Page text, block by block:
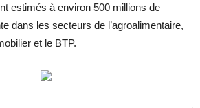
estimés à environ 500 millions de
dans les secteurs de l’agroalimentaire,
et le BTP.